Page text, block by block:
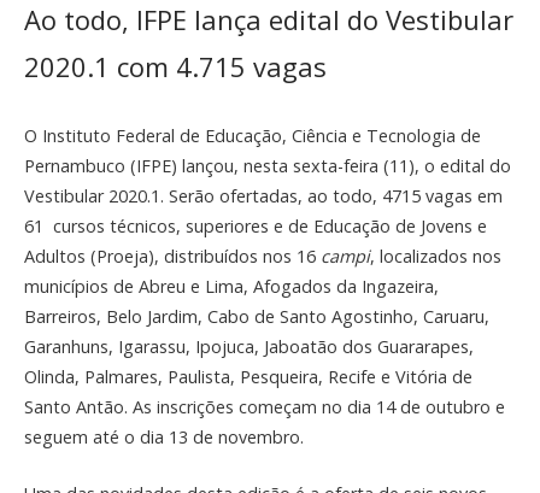
Ao todo, IFPE lança edital do Vestibular
2020.1 com 4.715 vagas
O Instituto Federal de Educação, Ciência e Tecnologia de
Pernambuco (IFPE) lançou, nesta sexta-feira (11), o edital do
Vestibular 2020.1. Serão ofertadas, ao todo, 4715 vagas em
61 cursos técnicos, superiores e de Educação de Jovens e
Adultos (Proeja), distribuídos nos 16 campi, localizados nos
municípios de Abreu e Lima, Afogados da Ingazeira,
Barreiros, Belo Jardim, Cabo de Santo Agostinho, Caruaru,
Garanhuns, Igarassu, Ipojuca, Jaboatão dos Guararapes,
Olinda, Palmares, Paulista, Pesqueira, Recife e Vitória de
Santo Antão. As inscrições começam no dia 14 de outubro e
seguem até o dia 13 de novembro.